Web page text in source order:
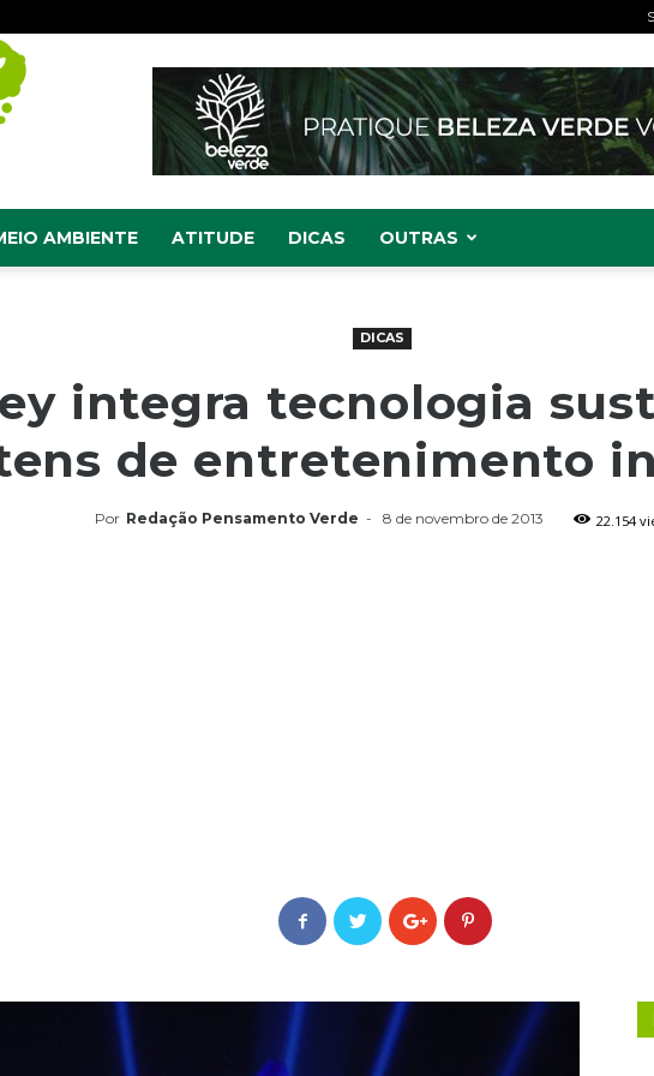
AMBIENTE ATITUDE DICAS OUTRAS
DICAS
integra tecnologia
de entretenimento
Por Redação Pensamento Verde - 8 de novembro de 2013 22.154